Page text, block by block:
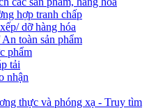
hợp tranh chấp
dỡ hàng hóa
toàn sản phẩm
phẩm
tải
nhận
thực và phóng xạ - Truy tìm